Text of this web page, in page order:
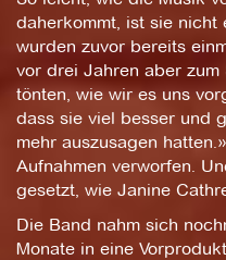
daherkommt, ist sie nicht
wurden zuvor bereits
vor drei Jahren aber
tönten, wie wir es uns
dass sie viel besser und
mehr auszusagen
Aufnahmen verworfen.
gesetzt, wie Janine
Die Band nahm sich
Monate in eine